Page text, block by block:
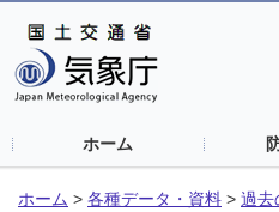
ホーム
ホーム > 各種データ・資料 > 過去